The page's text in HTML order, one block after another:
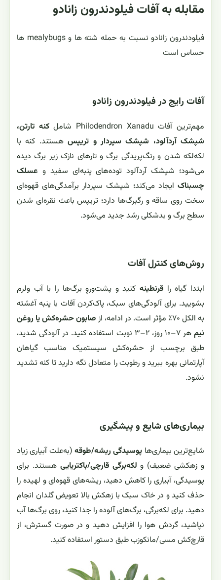
مقابله به آفات فیلودندرون زانادو
فیلودندرون زانادو نسبت به حمله شته ها و mealybugs ها
حساس است
آفات رایج در فیلودندرون زانادو
مهم‌ترین آفات Philodendron Xanadu شامل
کنه تارتن،
شپشک آردآلود، شپشک سپردار و تریپسهستند. کنه با
لکه‌لکه شدن و رنگ‌پریدگی برگ و تارهای نازک زیر برگ دیده
می‌شود؛ شپشک آردآلود توده‌های پنبه‌ای سفید و عسلک
چسبناکایجاد می‌کند؛ شپشک سپردار برآمدگی‌های قهوه‌ای
سخت روی ساقه و رگبرگ‌ها دارد؛ تریپس باعث نقره‌ای شدن
سطح برگ و بدشکلی رشد جدید می‌شود.
روش‌های کنترل آفات
ابتدا گیاه را قرنطینهکنید و پشت‌وروِ برگ‌ها را با آب ولرم
بشویید. برای آلودگی‌های سبک، پاک‌کردن آفات با پنبه آغشته
به الکل ۷۰٪ مؤثر است. در ادامه، از
صابون حشره‌کش یا روغن
نیم
هر ۷–۱۰ روز، ۲–۳ نوبت استفاده کنید. در آلودگی شدید،
طبق برچسب از حشره‌کش سیستمیک مناسب گیاهان
آپارتمانی بهره ببرید و رطوبت را متعادل نگه دارید تا کنه تشدید
نشود.
بیماری‌های شایع و پیشگیری
شایع‌ترین بیماری‌ها پوسیدگی ریشه/طوقه (به‌علت آبیاری زیاد
و زهکشی ضعیف) و لکه‌برگی قارچی/باکتریایی هستند. برای
پوسیدگی، آبیاری را کاهش دهید، ریشه‌های قهوه‌ای و لهیده را
حذف کنید و در خاک سبک با زهکش بالا تعویض گلدان انجام
دهید. برای لکه‌برگی، برگ‌های آلوده را جدا کنید، روی برگ‌ها آب
نپاشید، گردش هوا را افزایش دهید و در صورت گسترش، از
قارچ‌کش مسی/مانکوزب طبق دستور استفاده کنید.